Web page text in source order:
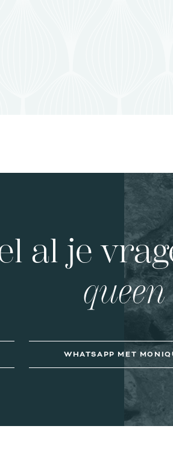
al je
queen
WHATSAPP MET